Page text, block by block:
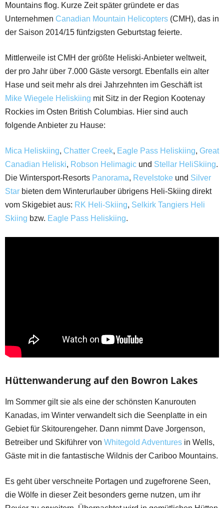
Mountains flog. Kurze Zeit später gründete er das
Unternehmen Canadian Mountain Helicopters (CMH), das in
der Saison 2014/15 fünfzigsten Geburtstag feierte.
Mittlerweile ist CMH der größte Heliski-Anbieter weltweit,
der pro Jahr über 7.000 Gäste versorgt. Ebenfalls ein alter
Hase und seit mehr als drei Jahrzehnten im Geschäft ist
Mike Wiegele Heliskiing mit Sitz in der Region Kootenay
Rockies im Osten British Columbias. Hier sind auch
folgende Anbieter zu Hause:
Mica Heliskiing, Chatter Creek, Eagle Pass Heliskiing, Great
Canadian Heliski, Robson Helimagic und Stellar HeliSkiing.
Die Wintersport-Resorts Panorama, Revelstoke und Silver
Star bieten dem Winterurlauber übrigens Heli-Skiing direkt
vom Skigebiet aus: RK Heli-Skiing, Selkirk Tangiers Heli
Skiing bzw. Eagle Pass Heliskiing.
Hüttenwanderung auf den Bowron Lakes
Im Sommer gilt sie als eine der schönsten Kanurouten
Kanadas, im Winter verwandelt sich die Seenplatte in ein
Gebiet für Skitourengeher. Dann nimmt Dave Jorgenson,
Betreiber und Skiführer von Whitegold Adventures in Wells,
Gäste mit in die fantastische Wildnis der Cariboo Mountains.
Es geht über verschneite Portagen und zugefrorene Seen,
die Wölfe in dieser Zeit besonders gerne nutzen, um ihr